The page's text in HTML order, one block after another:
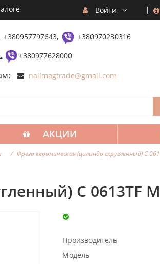
Войти
+380957797643,
+380970230316
+380977628000
nailmagtrade@gmail.com
АКЦИИ
Фреза керамическая (цилиндр скругленный) С
С 0613TF М
Производитель
Модель